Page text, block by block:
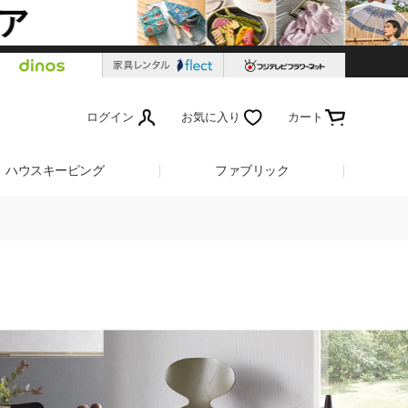
ログイン お気に入り カート
ハウスキーピング ファブリック